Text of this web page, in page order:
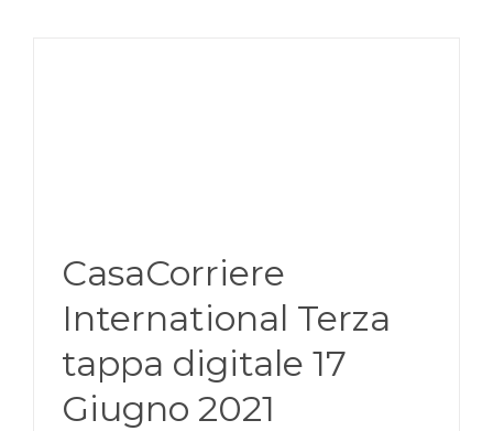
CasaCorriere
International Terza
tappa digitale 17
Giugno 2021